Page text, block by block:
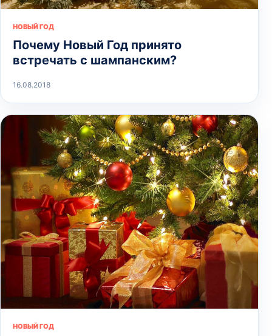
НОВЫЙ ГОД
Почему Новый Год принято
встречать с шампанским?
16.08.2018
НОВЫЙ ГОД